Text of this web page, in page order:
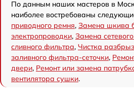
По данным наших мастеров в
наиболее востребованы
приводного ремня, Замена шкива
электропроводки, Замена
сливного фильтра, Чистка
заливного фильтра-сеточки,
двери, Ремонт или замена
вентилятора сушки.